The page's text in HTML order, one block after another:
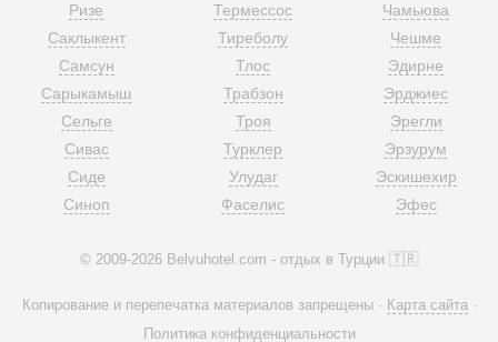
Ризе
Саклыкент
Самсун
Сарыкамыш
Сельге
Сивас
Сиде
Синоп
Термессос
Тиреболу
Тлос
Трабзон
Троя
Турклер
Улудаг
Фаселис
Чамьюва
Чешме
Эдирне
Эрджиес
Эрегли
Эрзурум
Эскишехир
Эфес
© 2009-2026 Belvuhotel.com - отдых в Турции 🇹🇷
Копирование и перепечатка материалов запрещены · Карта сайта·
Политика конфиденциальности